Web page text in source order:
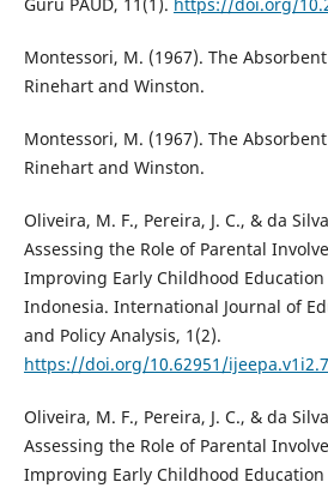
Montessori, M. (1967). The
Rinehart and Winston.
Montessori, M. (1967). The
Rinehart and Winston.
Oliveira, M. F., Pereira, J. C., & da
Assessing the Role of Parental
Improving Early Childhood
Indonesia. International Journal of
and Policy Analysis, 1(2).
https://doi.org/10.62951/
Oliveira, M. F., Pereira, J. C., & da
Assessing the Role of Parental
Improving Early Childhood